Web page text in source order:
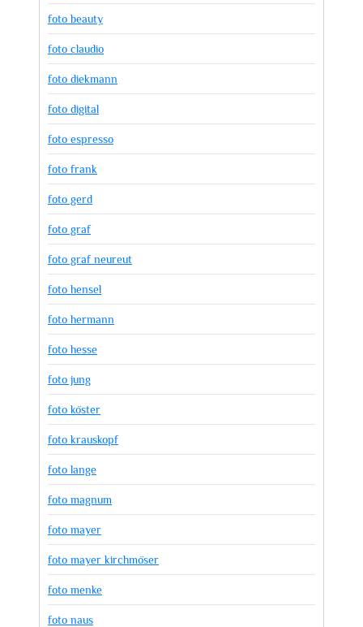
foto beauty
foto claudio
foto diekmann
foto digital
foto espresso
foto frank
foto gerd
foto graf
foto graf neureut
foto hensel
foto hermann
foto hesse
foto jung
foto köster
foto krauskopf
foto lange
foto magnum
foto mayer
foto mayer kirchmöser
foto menke
foto naus